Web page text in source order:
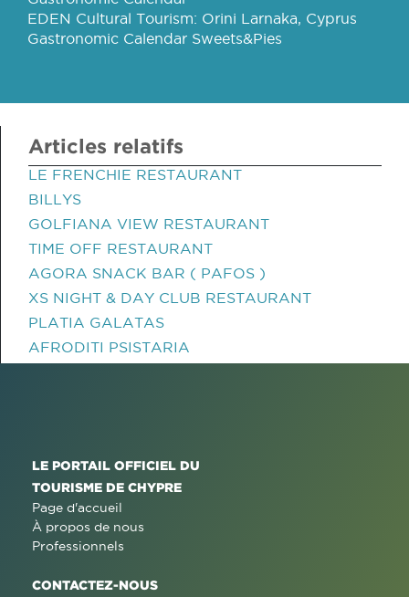
EDEN Cultural Tourism: Orini Larnaka, Cyprus
Gastronomic Calendar Sweets&Pies
Articles relatifs
LE FRENCHIE RESTAURANT
BILLYS
GOLFIANA VIEW RESTAURANT
TIME OFF RESTAURANT
AGORA SNACK BAR ( PAFOS )
XS NIGHT & DAY CLUB RESTAURANT
PLATIA GALATAS
AFRODITI PSISTARIA
LE PORTAIL OFFICIEL DU
TOURISME DE CHYPRE
Page d'accueil
À propos de nous
Professionnels
CONTACTEZ-NOUS